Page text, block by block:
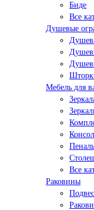
Биде
Все
Душевые
Мебель для
Все
Раковины